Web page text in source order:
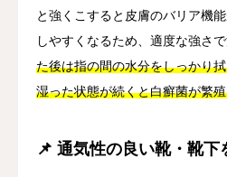
と強くこすると皮膚のバリア機
しやすくなるため、適度な強さ
た後は指の間の水分をしっかり
湿った状態が続くと白癬菌が繁
📌 通気性の良い靴・靴下